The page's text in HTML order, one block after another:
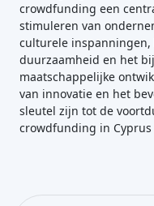
crowdfunding een
stimuleren van
culturele inspanningen,
duurzaamheid en het
maatschappelijke
van innovatie en het
sleutel zijn tot de
crowdfunding in